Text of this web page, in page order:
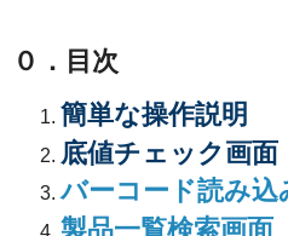
０．目次
簡単な操作説明
底値チェック画面
バーコード読み込
製品一覧検索画面